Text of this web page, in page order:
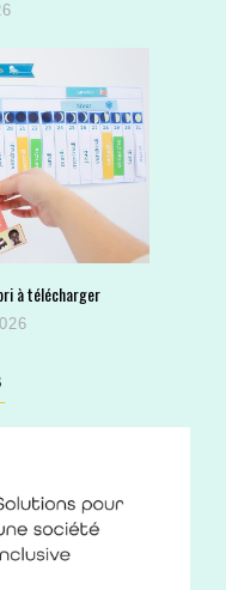
à télécharger